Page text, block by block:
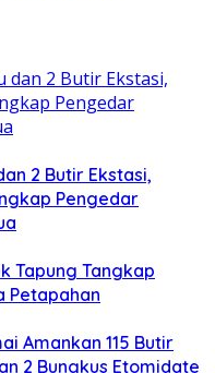
2 Butir Ekstasi,
Pengedar
Tapung Tangkap
Petapahan
Amankan 115 Butir
2 Bungkus Etomidate